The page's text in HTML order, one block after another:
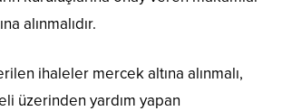
alınmalıdır.
ihaleler mercek altına alınmalı,
üzerinden yardım yapan